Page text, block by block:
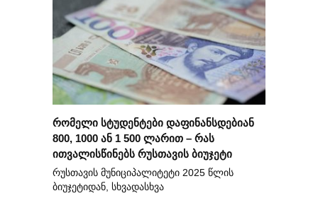
რომელი სტუდენტები დაფინანსდებიან
800, 1000 ან 1 500 ლარით – რას
ითვალისწინებს რუსთავის ბიუჯეტი
რუსთავის მუნიციპალიტეტი 2025 წლის
ბიუჯეტიდან, სხვადასხვა